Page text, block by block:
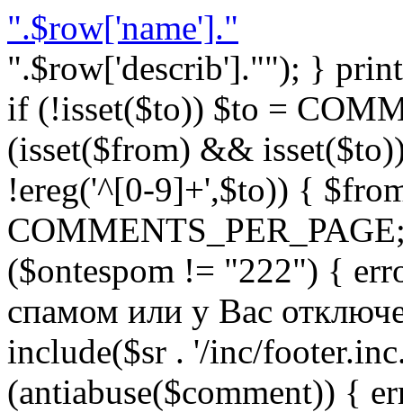
".$row['name']."
".$row['describ'].""); }
if (!isset($to)) $to =
(isset($from) &&
!ereg('^[0-9]+',$to)) {
($ontespom != "222") {
спамом или у Вас
include($sr . '/inc/
(antiabuse($comment)) {